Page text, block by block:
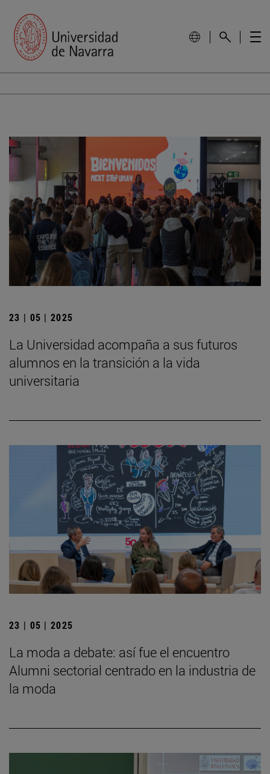
23 | 05 | 2025
La Universidad acompaña a sus futuros
alumnos en la transición a la vida
universitaria
23 | 05 | 2025
La moda a debate: así fue el encuentro
Alumni sectorial centrado en la industria de
la moda